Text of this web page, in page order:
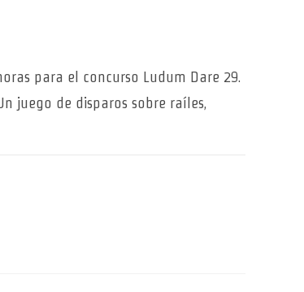
para el concurso Ludum Dare 29.
juego de disparos sobre raíles,